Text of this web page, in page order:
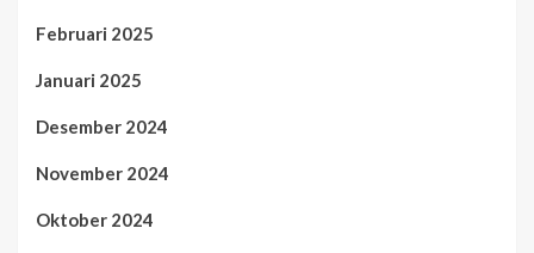
Februari 2025
Januari 2025
Desember 2024
November 2024
Oktober 2024